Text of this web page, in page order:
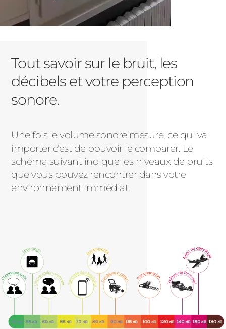
Tout savoir sur le bruit, les
décibels et votre perception
sonore.
Une fois le volume sonore mesuré, ce qui va
importer c’est de pouvoir le comparer. Le
schéma suivant indique les niveaux de bruits
que vous pouvez rencontrer dans votre
environnement immédiat.